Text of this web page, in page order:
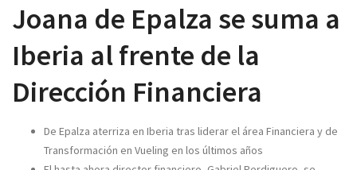
Joana de Epalza se suma a
Iberia al frente de la
Dirección Financiera
De Epalza aterriza en Iberia tras liderar el área Financiera y de
Transformación en Vueling en los últimos años